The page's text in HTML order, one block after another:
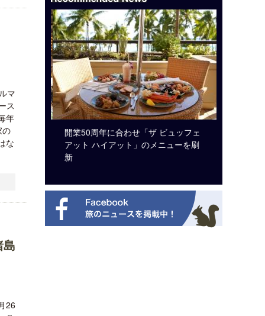
マ
ス
年
の
な
26
・ディ
紹介
開業50周年に合わせ「ザ ビュッフェ
アット ハイアット」のメニューを刷
新